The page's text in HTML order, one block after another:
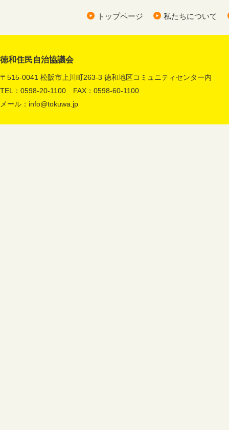
トップページ 私たちについて
徳和住民自治協議会
〒515-0041 松阪市上川町263-3 徳和地区コミュニティセンター内
TEL：0598-20-1100 FAX：0598-60-1100
メール： info@tokuwa.jp